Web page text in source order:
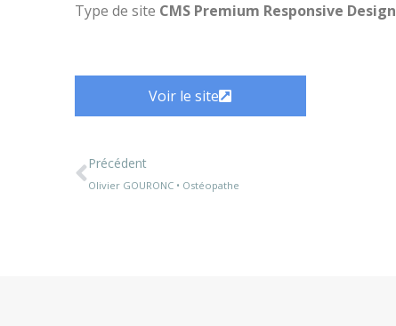
Type de site CMS Premium Responsive Design
Voir le site
Précédent
Olivier GOURONC • Ostéopathe